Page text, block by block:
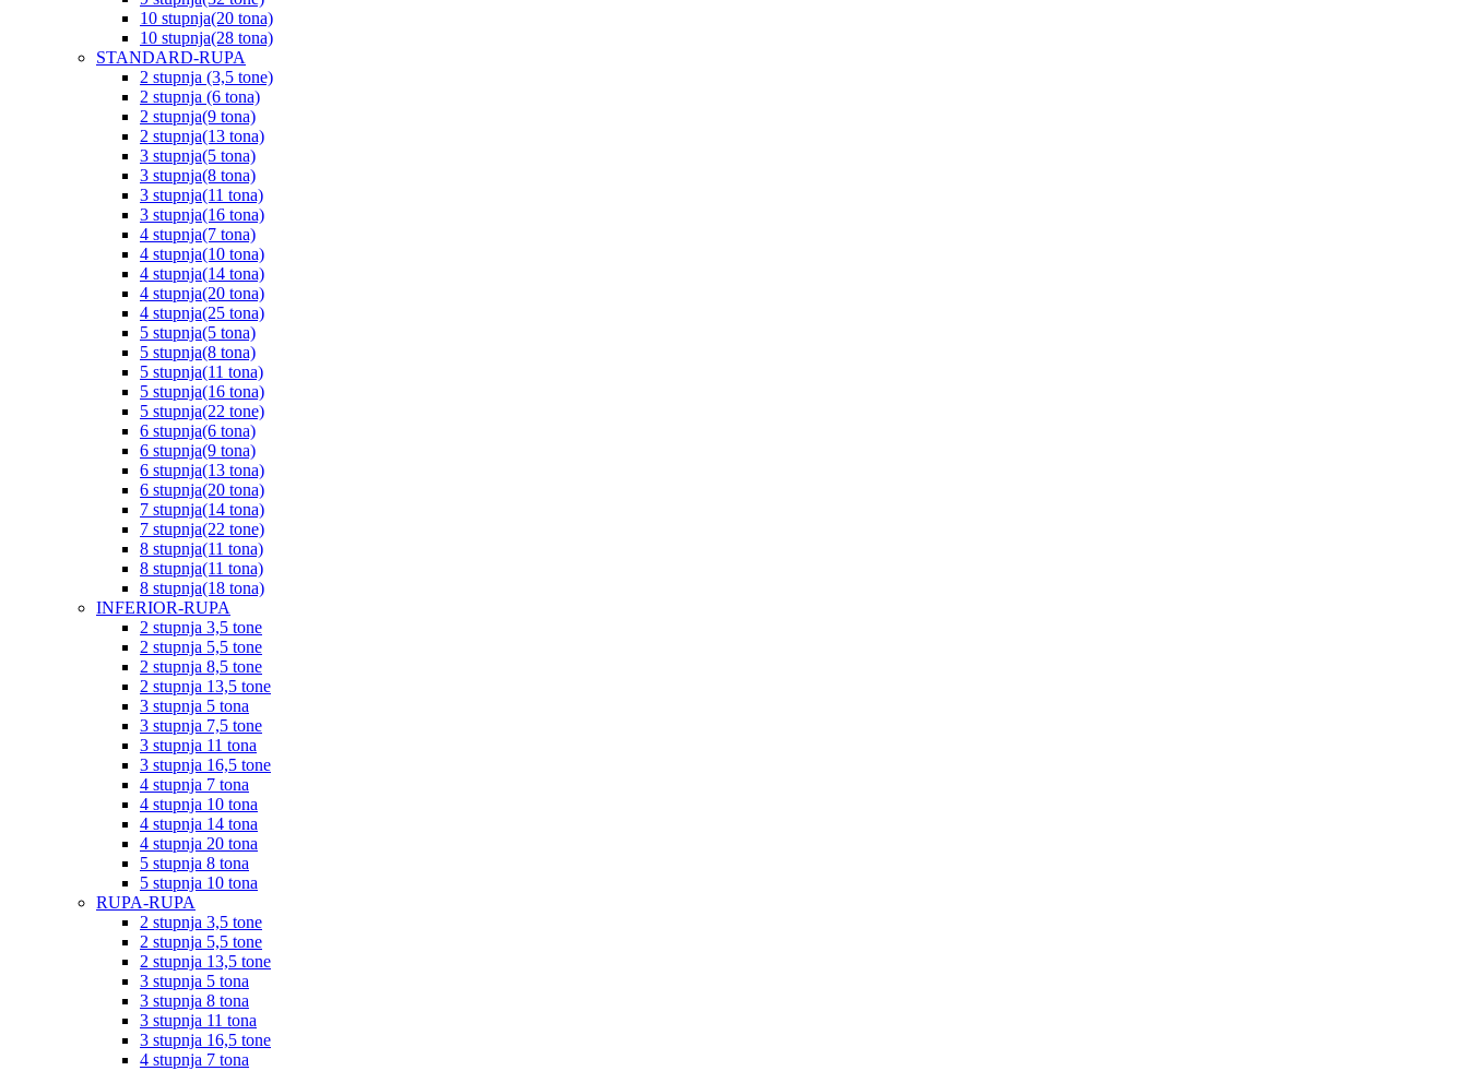
10 stupnja(20 tona)
10 stupnja(28 tona)
STANDARD-RUPA
2 stupnja (3,5 tone)
2 stupnja (6 tona)
2 stupnja(9 tona)
2 stupnja(13 tona)
3 stupnja(5 tona)
3 stupnja(8 tona)
3 stupnja(11 tona)
3 stupnja(16 tona)
4 stupnja(7 tona)
4 stupnja(10 tona)
4 stupnja(14 tona)
4 stupnja(20 tona)
4 stupnja(25 tona)
5 stupnja(5 tona)
5 stupnja(8 tona)
5 stupnja(11 tona)
5 stupnja(16 tona)
5 stupnja(22 tone)
6 stupnja(6 tona)
6 stupnja(9 tona)
6 stupnja(13 tona)
6 stupnja(20 tona)
7 stupnja(14 tona)
7 stupnja(22 tone)
8 stupnja(11 tona)
8 stupnja(11 tona)
8 stupnja(18 tona)
INFERIOR-RUPA
2 stupnja 3,5 tone
2 stupnja 5,5 tone
2 stupnja 8,5 tone
2 stupnja 13,5 tone
3 stupnja 5 tona
3 stupnja 7,5 tone
3 stupnja 11 tona
3 stupnja 16,5 tone
4 stupnja 7 tona
4 stupnja 10 tona
4 stupnja 14 tona
4 stupnja 20 tona
5 stupnja 8 tona
5 stupnja 10 tona
RUPA-RUPA
2 stupnja 3,5 tone
2 stupnja 5,5 tone
2 stupnja 13,5 tone
3 stupnja 5 tona
3 stupnja 8 tona
3 stupnja 11 tona
3 stupnja 16,5 tone
4 stupnja 7 tona